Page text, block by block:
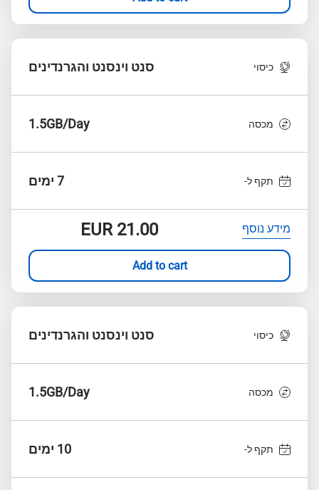
כיסוי סנט וינסנט והגרנדינים
מכסה 1.5GB/Day
תקף ל- 7 ימים
מידע נוסף EUR21.00
Add to cart
כיסוי סנט וינסנט והגרנדינים
מכסה 1.5GB/Day
תקף ל- 10 ימים